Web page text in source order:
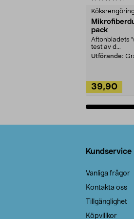
pack
Aftonbladets
test av d...
Utförande:
39,90
Kundservice
Vanliga frågor
Kontakta oss
Tillgänglighet
Köpvillkor